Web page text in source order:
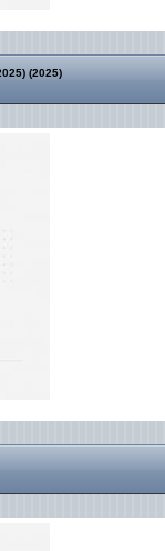
(2025)